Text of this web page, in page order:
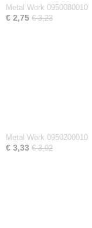
Metal Work 0950080010
€ 2,75 € 3,23
Metal Work 0950200010
€ 3,33 € 3,92